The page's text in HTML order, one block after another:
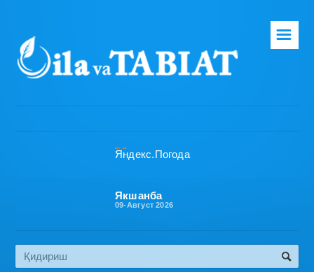
Бош саҳифа
Эко медиа
☰
Якшанба
09-Август 2026